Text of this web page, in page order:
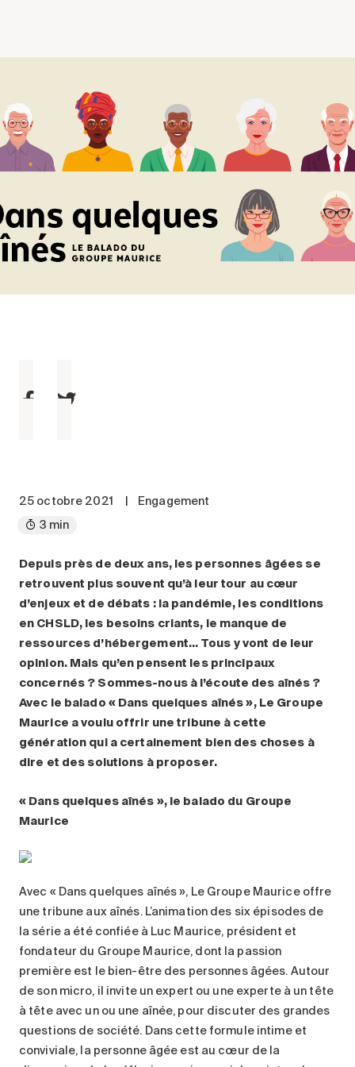
Les 6 étapes de décision
Votre arrivée en résidence
Témoignages
Ce qui est inclus
Aires communes
Activités
Commerces intégrés
Services optionnels
Stationnement
Notre approche
Les 8 étapes d’emménagement
À propos
Nouvelles
FAQ
Rechercher&nbsp;:
25 octobre 2021
Engagement
3 min
Depuis près de deux ans, les personnes âgées se
retrouvent plus souvent qu’à leur tour au cœur
d’enjeux et de débats : la pandémie, les conditions
en CHSLD, les besoins criants, le manque de
ressources d’hébergement… Tous y vont de leur
opinion. Mais qu’en pensent les principaux
concernés ? Sommes-nous à l’écoute des aînés ?
Avec le balado « Dans quelques aînés », Le Groupe
Maurice a voulu offrir une tribune à cette
génération qui a certainement bien des choses à
dire et des solutions à proposer.
« Dans quelques aînés », le balado du Groupe
Maurice
Avec « Dans quelques aînés », Le Groupe Maurice offre
une tribune aux aînés. L’animation des six épisodes de
la série a été confiée à Luc Maurice, président et
fondateur du Groupe Maurice, dont la passion
première est le bien-être des personnes âgées. Autour
de son micro, il invite un expert ou une experte à un tête
à tête avec un ou une aînée, pour discuter des grandes
questions de société. Dans cette formule intime et
conviviale, la personne âgée est au cœur de la